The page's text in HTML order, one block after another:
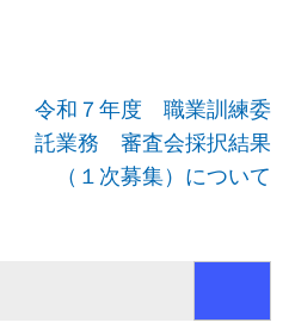
令和７年度 職業訓練委
託業務 審査会採択結果
（１次募集）について